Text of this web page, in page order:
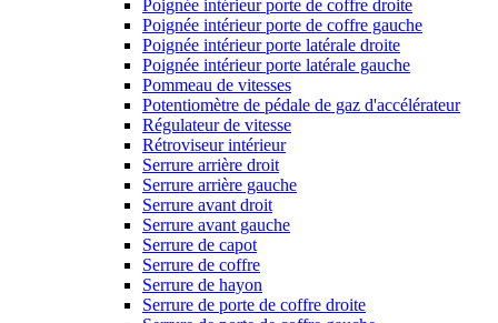
Poignée intérieur porte de coffre droite
Poignée intérieur porte de coffre gauche
Poignée intérieur porte latérale droite
Poignée intérieur porte latérale gauche
Pommeau de vitesses
Potentiomètre de pédale de gaz d'accélérateur
Régulateur de vitesse
Rétroviseur intérieur
Serrure arrière droit
Serrure arrière gauche
Serrure avant droit
Serrure avant gauche
Serrure de capot
Serrure de coffre
Serrure de hayon
Serrure de porte de coffre droite